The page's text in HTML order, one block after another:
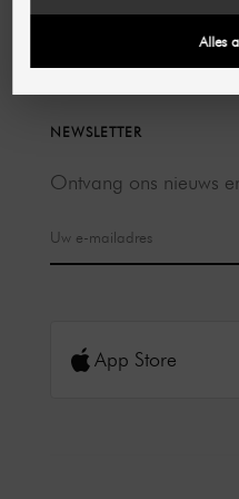
NEWSLETTER
Ontvang ons nieuws
App Store
Alles